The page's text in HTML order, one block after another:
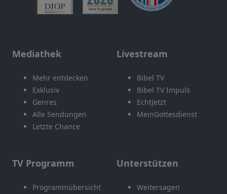
Mediathek
Mehr entdecken
Exklusiv
Genres
Alle Sendungen
Letzte Chance
Livestream
Bibel TV
Bibel TV Impuls
EchtJetzt
MeinGottesdienst
TV Programm
Programmübersicht
Unterstützen
Weitersagen